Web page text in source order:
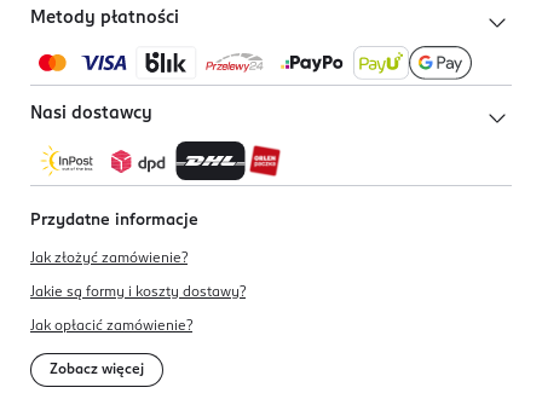
Metody płatności
Nasi dostawcy
Przydatne informacje
Jak złożyć zamówienie?
Jakie są formy i koszty dostawy?
Jak opłacić zamówienie?
Zobacz więcej